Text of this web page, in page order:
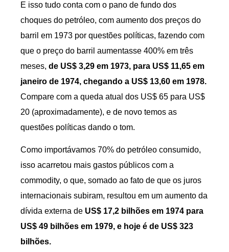
E isso tudo conta com o pano de fundo dos
choques do petróleo, com aumento dos preços do
barril em 1973 por questões políticas, fazendo com
que o preço do barril aumentasse 400% em três
meses, de US$ 3,29 em 1973, para US$ 11,65 em
janeiro de 1974, chegando a US$ 13,60 em 1978.
Compare com a queda atual dos US$ 65 para US$
20 (aproximadamente), e de novo temos as
questões políticas dando o tom.
Como importávamos 70% do petróleo consumido,
isso acarretou mais gastos públicos com a
commodity, o que, somado ao fato de que os juros
internacionais subiram, resultou em um aumento da
dívida externa de US$ 17,2 bilhões em 1974 para
US$ 49 bilhões em 1979, e hoje é de US$ 323
bilhões.